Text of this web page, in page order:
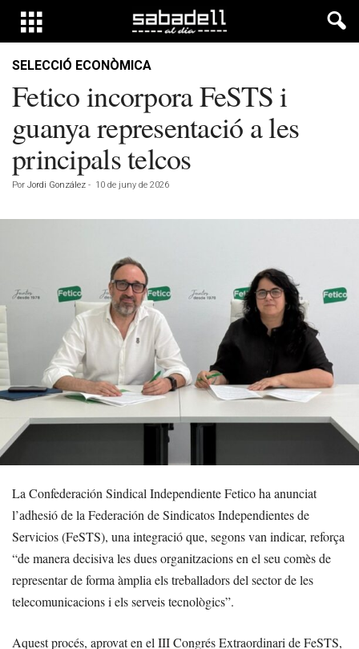
SELECCIÓ ECONÒMICA
Fetico incorpora FeSTS i
guanya representació a les
principals telcos
Por Jordi González - 10 de juny de 2026
La Confederación Sindical Independiente Fetico ha anunciat
l’adhesió de la Federación de Sindicatos Independientes de
Servicios (FeSTS), una integració que, segons van indicar, reforça
“de manera decisiva les dues organitzacions en el seu comès de
representar de forma àmplia els treballadors del sector de les
telecomunicacions i els serveis tecnològics”.
Aquest procés, aprovat en el III Congrés Extraordinari de FeSTS,